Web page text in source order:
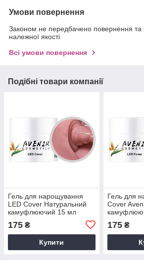
Умови повернення
Законом не передбачено повернення та
належної якості
Всі умови повернення
Подібні товари компанії
Гель для нарощування
LED Cover Натуральний
камуфлюючий 15 мл
175 ₴
Купити
Гель для
Cover
175₴